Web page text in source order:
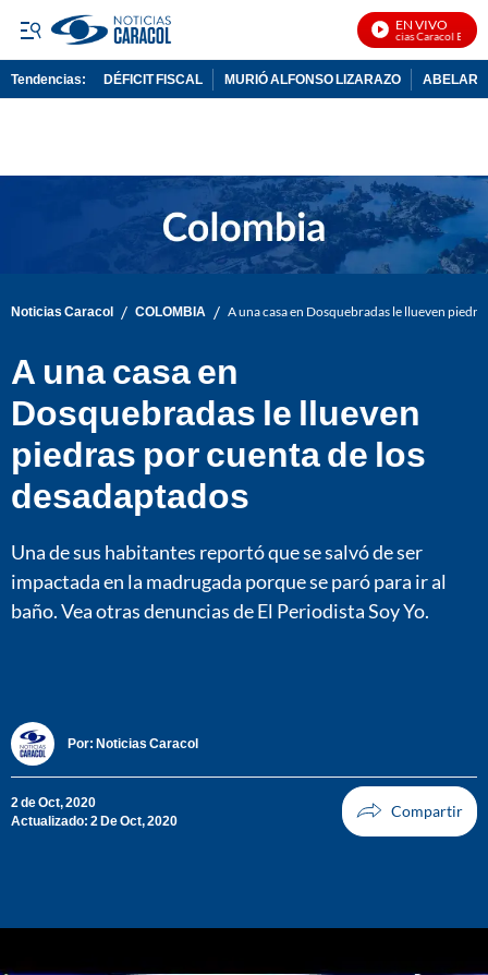
EN VIVO
Noticias Caracol En Vivo
Tendencias: DÉFICIT FISCAL MURIÓ ALFONSO LIZARAZO
Noticias Caracol / COLOMBIA / A una casa en Dosquebradas le llueven
A una casa en
Dosquebradas le llueven
piedras por cuenta de los
desadaptados
Una de sus habitantes reportó que se salvó de ser
impactada en la madrugada porque se paró para ir al
baño. Vea otras denuncias de El Periodista Soy Yo.
Por: Noticias Caracol
2 de Oct, 2020
Actualizado: 2 De Oct, 2020